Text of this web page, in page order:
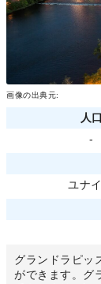
画像の出典元:
人口
-
ユナ
グランドラピッ
ができます。グ